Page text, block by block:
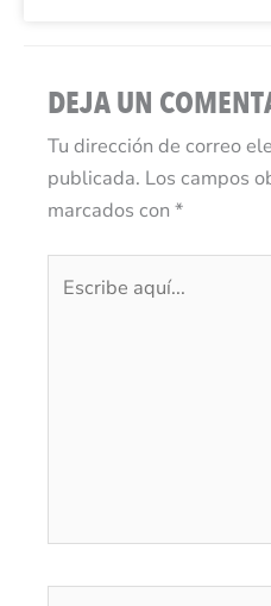
DEJA UN
Tu dirección de correo
publicada. Los campos
marcados con *
aquí...